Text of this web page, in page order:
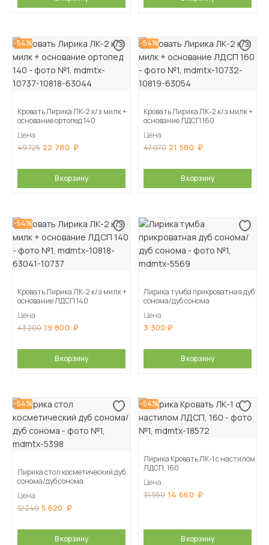
-54%
Кровать Лирика ЛК-2 к/з милк +
основание ортопед 140
Цена
49 725 22 780
В корзину
-54%
Кровать Лирика ЛК-2 к/з милк +
основание ЛДСП 160
Цена
47 070 21 580
В корзину
-54%
Кровать Лирика ЛК-2 к/з милк +
основание ЛДСП 140
Цена
43 200 19 800
В корзину
Лирика тумба прикроватная дуб
сонома/дуб сонома
Цена
3 300
В корзину
-54%
Лирика стол косметический дуб
сонома/дуб сонома
Цена
12 240 5 620
В корзину
-54%
Лирика Кровать ЛК-1 с настилом
ЛДСП, 160
Цена
31 950 14 660
В корзину